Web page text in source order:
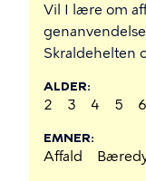
Vil I lære om
Skraldehelten
ALDER
2 3 4 5 6
EMNER
Affald